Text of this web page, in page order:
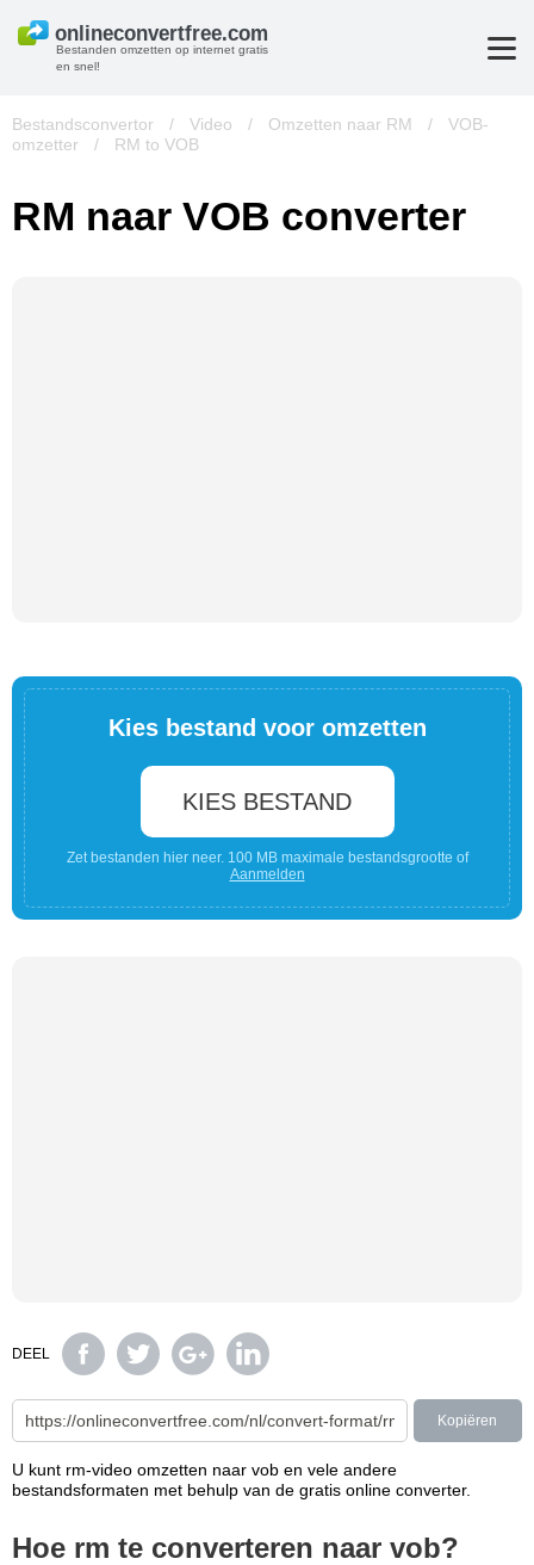
Bestanden omzetten op internet gratis
en snel!
Bestandsconvertor / Video / Omzetten naar RM /
VOB-
omzetter
/ RM to VOB
RM naar VOB converter
Kies bestand voor omzetten
KIES BESTAND
Zet bestanden hier neer. 100 MB maximale bestandsgrootte of
Aanmelden
DEEL
Kopiëren
U kunt rm-video omzetten naar vob en vele andere
bestandsformaten met behulp van de gratis online converter.
Hoe rm te converteren naar vob?